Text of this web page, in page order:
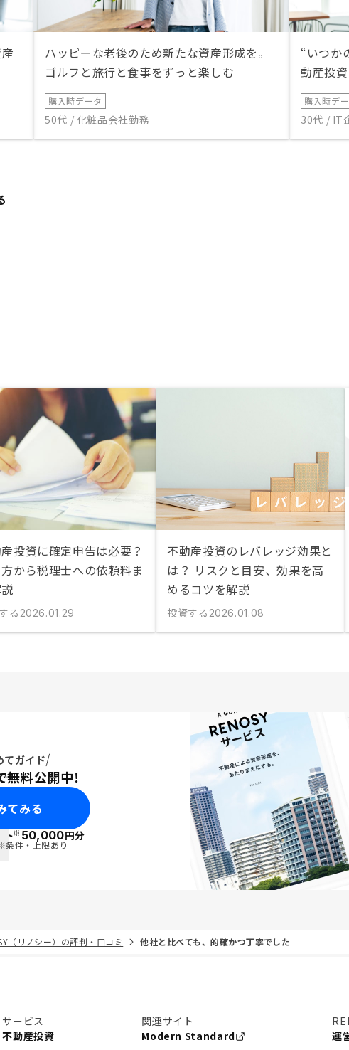
ハッピーな老後のため新たな資産形成を。
ゴルフと旅行と食事をずっと楽しむ
購入時データ
50代 / 化粧品会社勤務
“いつか
動産投
購入時デ
30代 / IT
投資に確定申告は必要？
から税理士への依頼料ま
る 2026.01.29
不動産投資のレバレッジ効果と
は？ リスクと目安、効果を高
めるコツを解説
投資する 2026.01.08
てガイド
料公開中！
てみる
ト※50,000円分
条件・上限あり
（リノシー）の評判・口コミ 他社と比べても、的確かつ丁寧でした
サービス
不動産投資
関連サイト
Modern Standard
運